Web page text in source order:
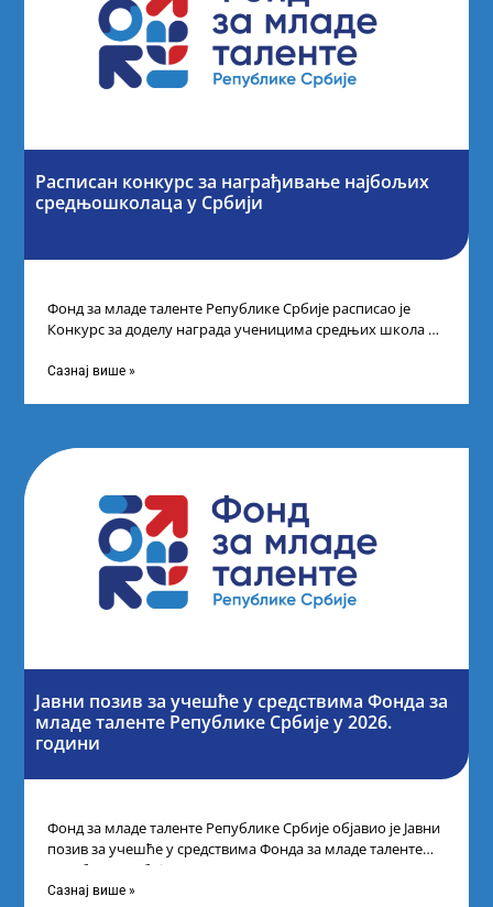
Расписан конкурс за награђивање најбољих
средњошколаца у Србији
Фонд за младе таленте Републике Србије расписао је
Конкурс за доделу награда ученицима средњих школа за
Сазнај више »
Јавни позив за учешће у средствима Фонда за
младе таленте Републике Србије у 2026.
години
Фонд за младе таленте Републике Србије објавио је Јавни
позив за учешће у средствима Фонда за младе таленте
Републике Србије
Сазнај више »